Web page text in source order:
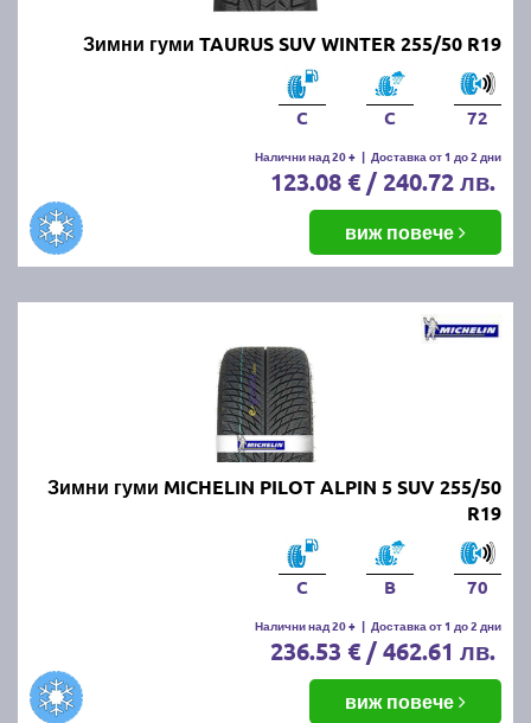
Зимни гуми TAURUS SUV WINTER 255/50 R19
C C 72
Налични над 20 + | Доставка от 1 до 2 дни
123.08 € / 240.72 лв.
виж повече
Зимни гуми MICHELIN PILOT ALPIN 5 SUV 255/50
R19
C B 70
Налични над 20 + | Доставка от 1 до 2 дни
236.53 € / 462.61 лв.
виж повече